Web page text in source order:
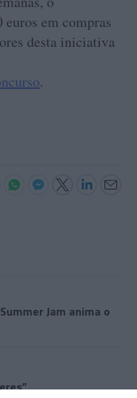
em compras
desta iniciativa
.
Jam anima o